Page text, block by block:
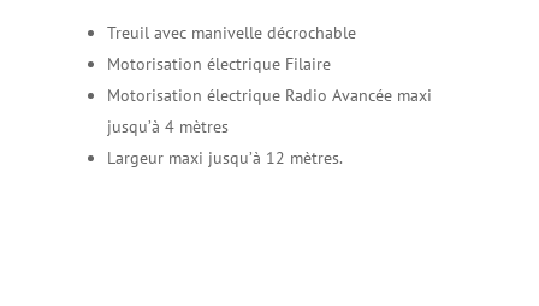
Treuil avec manivelle décrochable
Motorisation électrique Filaire
Motorisation électrique Radio Avancée maxi
jusqu’à 4 mètres
Largeur maxi jusqu’à 12 mètres.